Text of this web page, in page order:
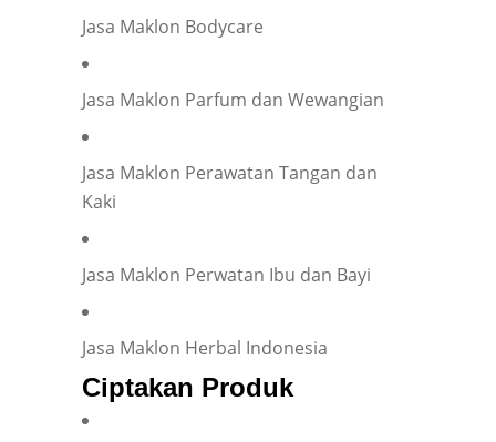
Jasa Maklon Bodycare
Jasa Maklon Parfum dan Wewangian
Jasa Maklon Perawatan Tangan dan
Kaki
Jasa Maklon Perwatan Ibu dan Bayi
Jasa Maklon Herbal Indonesia
Ciptakan Produk